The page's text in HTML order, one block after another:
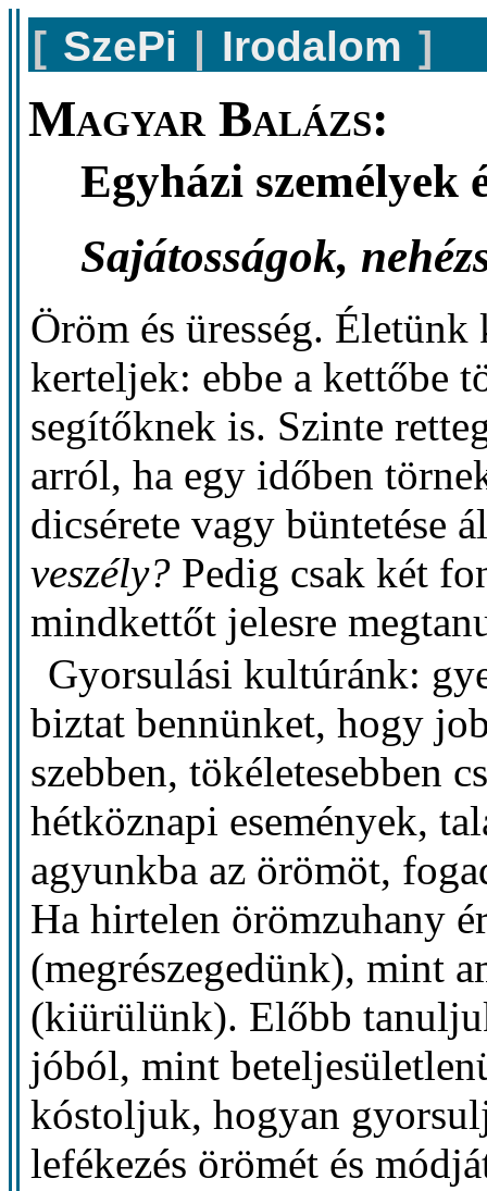
[ SzePi | Irodalom ]
Magyar Balázs:
Egyházi személyek
Sajátosságok,
Öröm és üresség.
kerteljek: ebbe a kettőbe
segítőknek is. Szinte
arról, ha egy időben
dicsérete vagy büntetése
veszély? Pedig csak két
mindkettőt jelesre
Gyorsulási kultúránk:
biztat bennünket, hogy
szebben, tökéletesebben
hétköznapi események,
agyunkba az örömöt,
Ha hirtelen örömzuhany
(megrészegedünk), mint
(kiürülünk). Előbb
jóból, mint
kóstoljuk, hogyan
lefékezés örömét és